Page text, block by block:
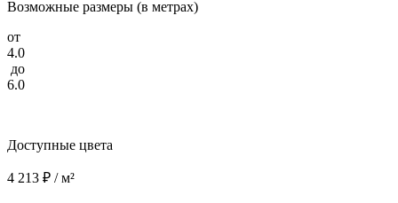
Возможные размеры (в метрах)
от
4.0
до
6.0
Доступные цвета
4 213 ₽ / м²